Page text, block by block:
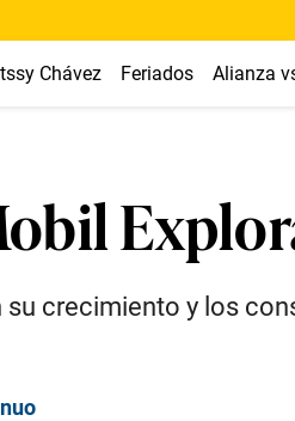
Chávez Feriados Alianza
crecimiento y los